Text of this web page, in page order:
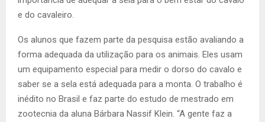
e do cavaleiro.
Os alunos que fazem parte da pesquisa estão avaliando a
forma adequada da utilização para os animais. Eles usam
um equipamento especial para medir o dorso do cavalo e
saber se a sela está adequada para a monta. O trabalho é
inédito no Brasil e faz parte do estudo de mestrado em
zootecnia da aluna Bárbara Nassif Klein. “A gente faz a